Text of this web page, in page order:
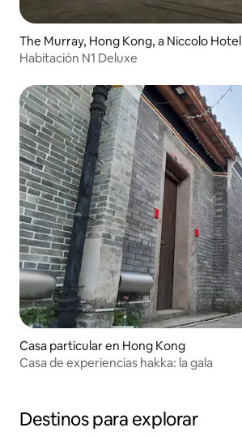
The Murray, Hong Kong, a Niccolo Hotel
Habitación N1 Deluxe
Casa particular en Hong Kong
Casa de experiencias hakka: la gala
Destinos para explorar